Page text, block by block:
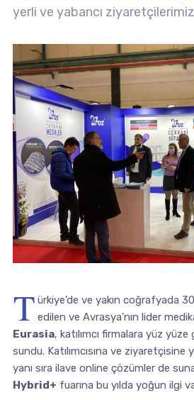
yerli ve yabancı
T ürkiye’de ve yakın coğrafyada
edilen ve Avrasya’nın lider
Eurasia, katılımcı firmalara yüz yüze
sundu. Katılımcısına ve
yanı sıra ilave online çözümler de
Hybrid+ fuarına bu yılda yoğun ilgi